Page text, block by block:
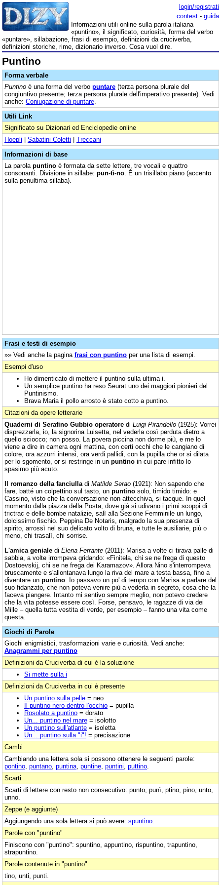
login/registrati
contest - guida
Informazioni utili online sulla parola italiana
«puntino», il significato, curiosità, forma del verbo
«puntare», sillabazione, frasi di esempio, definizioni da cruciverba,
definizioni storiche, rime, dizionario inverso. Cosa vuol dire.
Puntino
Forma verbale
Puntino è una forma del verbo puntare (terza persona plurale del
congiuntivo presente; terza persona plurale dell'imperativo presente). Vedi
anche: Coniugazione di puntare
Utili Link
Significato su Dizionari ed Enciclopedie online
Hoepli | Sabatini Coletti | Treccani
Informazioni di base
La parola puntino è formata da sette lettere, tre vocali e quattro
consonanti. Divisione in sillabe: pun-tì-no . È un trisillabo piano (accento
sulla penultima sillaba).
Frasi e testi di esempio
»» Vedi anche la pagina frasi con puntino per una lista di esempi.
Esempi d'uso
Ho dimenticato di mettere il puntino sulla ultima i.
Un semplice puntino ha reso Seurat uno dei maggiori pionieri del
Puntinismo.
Brava Maria il pollo arrosto è stato cotto a puntino.
Citazioni da opere letterarie
Quaderni di Serafino Gubbio operatore di Luigi Pirandello (1925): Vorrei
disprezzarla, io, la signorina Luisetta, nel vederla così perduta dietro a
quello sciocco; non posso. La povera piccina non dorme più, e me lo
viene a dire in camera ogni mattina, con certi occhi che le cangiano di
colore, ora azzurri intensi, ora verdi pallidi, con la pupilla che or si dilata
per lo sgomento, or si restringe in un puntino in cui pare infitto lo
spasimo più acuto.
Il romanzo della fanciulla di Matilde Serao (1921): Non sapendo che
fare, batté un colpettino sul tasto, un puntino solo, timido timido: e
Cassino, visto che la conversazione non attecchiva, si tacque. In quel
momento dalla piazza della Posta, dove già si udivano i primi scoppi di
trictrac e delle bombe natalizie, salì alla Sezione Femminile un lungo,
dolcissimo fischio. Peppina De Notaris, malgrado la sua presenza di
spirito, arrossì nel suo delicato volto di bruna, e tutte le ausiliarie, più o
meno, chi trasalì, chi sorrise.
L'amica geniale di Elena Ferrante (2011): Marisa a volte ci tirava palle di
sabbia, a volte irrompeva gridando: «Finitela, chi se ne frega di questo
Dostoevskij, chi se ne frega dei Karamazov». Allora Nino s'interrompeva
bruscamente e s'allontanava lungo la riva del mare a testa bassa, fino a
diventare un puntino . Io passavo un po' di tempo con Marisa a parlare del
suo fidanzato, che non poteva venire più a vederla in segreto, cosa che la
faceva piangere. Intanto mi sentivo sempre meglio, non potevo credere
che la vita potesse essere così. Forse, pensavo, le ragazze di via dei
Mille – quella tutta vestita di verde, per esempio – fanno una vita come
questa.
Giochi di Parole
Giochi enigmistici, trasformazioni varie e curiosità. Vedi anche:
Anagrammi per puntino
Definizioni da Cruciverba di cui è la soluzione
Si mette sulla i
Definizioni da Cruciverba in cui è presente
Un puntino sulla pelle = neo
Il puntino nero dentro l'occhio = pupilla
Rosolato a puntino = dorato
Un... puntino nel mare = isolotto
Un puntino sull'atlante = isoletta
Un... puntino sulla "i"! = precisazione
Cambi
Cambiando una lettera sola si possono ottenere le seguenti parole:
pontino puntano puntina puntine puntini puttino
Scarti
Scarti di lettere con resto non consecutivo: punto, punì, ptino, pino, unto,
unno.
Zeppe (e aggiunte)
Aggiungendo una sola lettera si può avere: spuntino
Parole con "puntino"
Finiscono con "puntino": spuntino, appuntino, rispuntino, trapuntino,
strapuntino.
Parole contenute in "puntino"
tino, unti, punti.